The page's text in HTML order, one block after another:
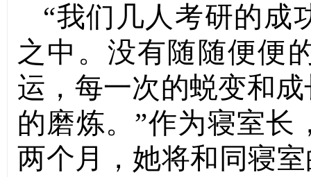
“我们几人考研的成
之中。没有随随便便
运，每一次的蜕变和
的磨炼。”作为寝室长
两个月，她将和同寝